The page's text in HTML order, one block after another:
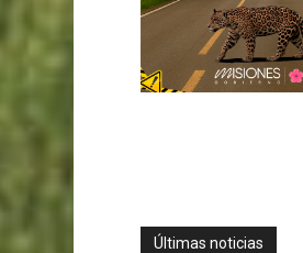
Últimas noticias